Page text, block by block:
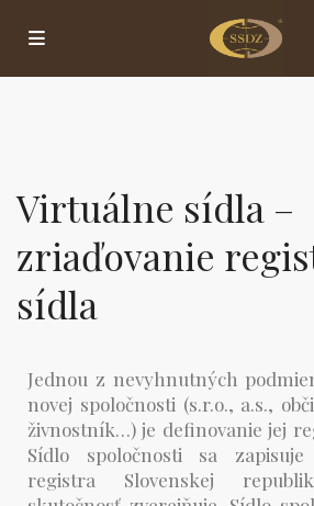
Virtuálne sídla –
zriaďovanie
sídla
Jednou z nevyhnutných
novej spoločnosti (s.r.o., a.s.,
živnostník…) je definovanie jej
Sídlo spoločnosti sa
registra Slovenskej